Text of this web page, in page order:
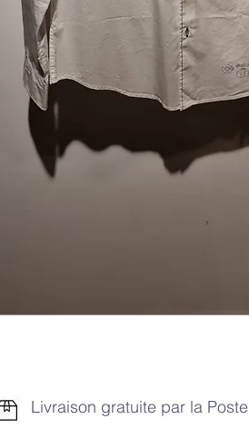
Livraison gratuite par la Poste